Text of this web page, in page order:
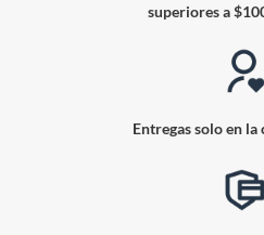
superiores a
Entregas solo en la